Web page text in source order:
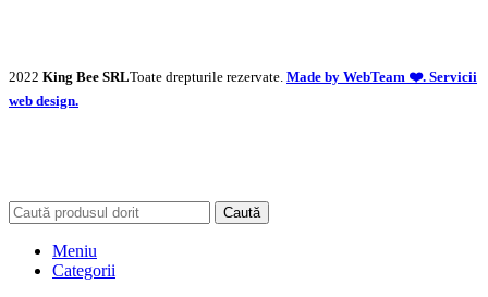
2022 King Bee SRLToate drepturile rezervate. Made by WebTeam ❤️. Servicii
web design.
Caută
Meniu
Categorii